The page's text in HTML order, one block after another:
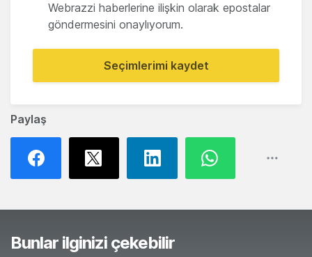
Paylaş
Webrazzi haberlerine ilişkin olarak epostalar
göndermesini onaylıyorum.
Seçimlerimi kaydet
Bunlar ilginizi çekebilir